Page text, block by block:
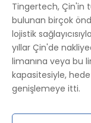
Tingertech, Çin'in
bulunan birçok
lojistik
yıllar Çin'de
limanına veya bu
kapasitesiyle,
genişlemeye itti.